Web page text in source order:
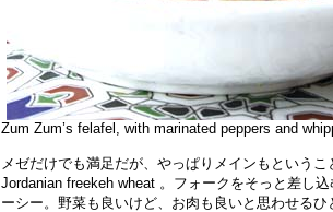
Zum Zum’s felafel, with marinated peppers and
メゼだけでも満足だが、やっぱりメインもという
Jordanian freekeh wheat 。フォークをそっと差し
ーシー。野菜も良いけど、お肉も良いと思わせる